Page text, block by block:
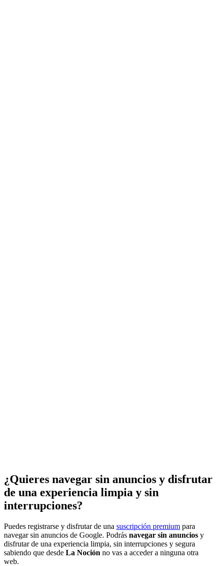
¿Quieres navegar sin anuncios y disfrutar
de una experiencia limpia y sin
interrupciones?
Puedes registrarse y disfrutar de una suscripción premium para
navegar sin anuncios de Google. Podrás navegar sin anuncios y
disfrutar de una experiencia limpia, sin interrupciones y segura
sabiendo que desde La Noción no vas a acceder a ninguna otra
web.